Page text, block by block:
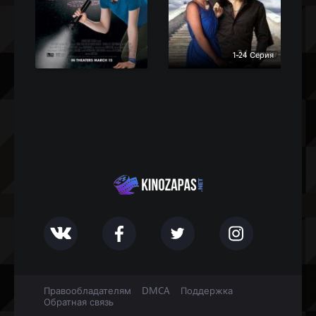
1-24 Серия
Правообладателям DMCA
Поддержка
Обратная связь